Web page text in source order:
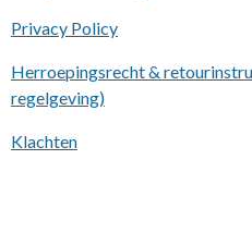
Privacy Policy
Herroepingsrecht &
regelgeving)
Klachten